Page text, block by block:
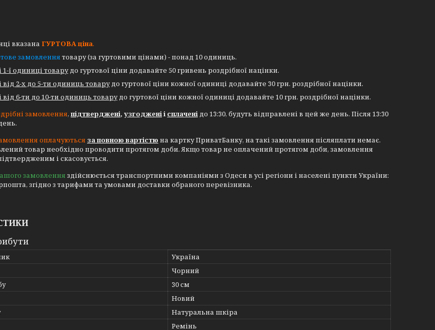
вказана ГУРТОВАціна.
замовлення товару (за гуртовими цінами) - понад 10 одиниць.
ї одиниці товарудо гуртової ціни додавайте 50 гривень роздрібної націнки.
2-х до 5-ти одиниць товарудо гуртової ціни кожної одиниці додавайте 30 грн. роздрібної націнки.
6-ти до 10-ти одиниць товарудо гуртової ціни кожної одиниці додавайте 10 грн. роздрібної націнки.
замовлення, підтверджені, узгодженіі сплачені до 13:30, будуть відправлені в цей же день. Після 13:30
оплачуються за повною вартістю на картку ПриватБанку, на такі замовлення післяплати немає.
товар необхідно проводити протягом доби. Якщо товар не оплачений протягом доби, замовлення
і скасовується.
замовлення здійснюється транспортними компаніями з Одеси в усі регіони і населені пункти України:
згідно з тарифами та умовами доставки обраного перевізника.
Україна
Чорний
30 см
Новий
Натуральна шкіра
Ремінь